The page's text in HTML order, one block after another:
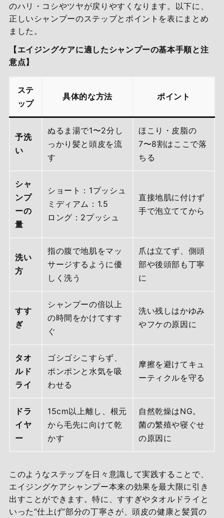
のハリ・コシやツヤが戻りやすくなります。以下に、
正しいシャンプーのステップとポイントを表にまとめ
ました。
【エイジングケアに適したシャンプーの基本手順と注
意点】
ステ
ップ
具体的な方法 ポイント
予洗
い
ぬるま湯で1〜2分し
っかり髪と頭皮を流
す
ほこり・皮脂の
7〜8割はここで落
ちる
シャ
ンプ
ーの
量
ショート：1プッシュ
ミディアム：1.5
ロング：2プッシュ
直接地肌に付けず
手で泡立ててから
洗い
方
指の腹で地肌をマッ
サージするように優
しく洗う
爪は立てず、側頭
部や後頭部も丁寧
に
すす
ぎ
シャンプーの倍以上
の時間をかけてすす
ぐ
洗い残しはかゆみ
やフケの原因に
タオ
ルド
ライ
ゴシゴシこすらず、
ポンポンと水気を吸
わせる
摩擦を避けてキュ
ーティクルを守る
ドラ
イヤ
ー
15cm以上離し、根元
から毛先に向けて乾
かす
自然乾燥はNG。
菌の繁殖や寝ぐせ
の原因に
このようなステップを日々意識して実践することで、
エイジングケアシャンプー本来の効果を最大限に引き
出すことができます。特に、すすぎやタオルドライと
いった“仕上げ”部分の丁寧さが、頭皮の健康と髪質の